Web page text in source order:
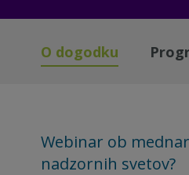
O dogodku
Webinar ob
nadzornih svetov?